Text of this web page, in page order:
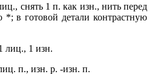
снять 1 п. как изн., нить перед
*; в готовой детали контрастную
лиц., 1 изн.
п., изн. р. -изн. п.